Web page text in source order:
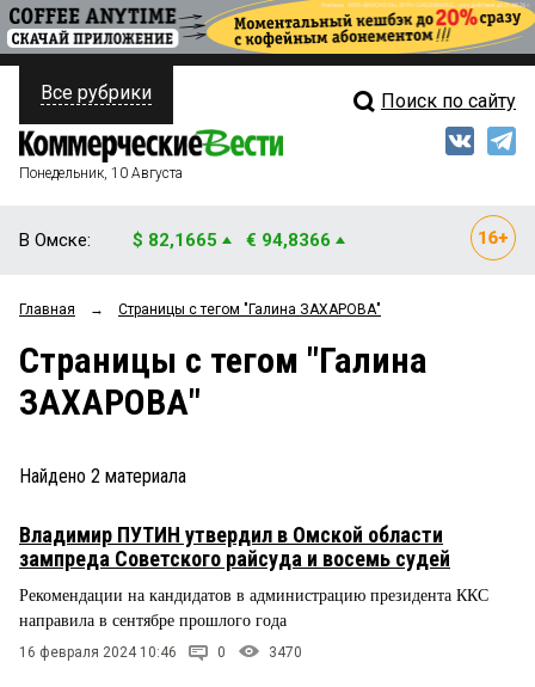
ПОЛИТИКА
ФИНАНСЫ
ОБЩЕСТВО
ЗАКОН
ПРОИСШЕСТВИЯ
СТИЛЬ ЖИЗНИ
Свежий выпуск
Мнения
Рейтинги
Все рубрики Поиск по сайту
Понедельник, 10 Августа
В Омске: $ 82,1665 € 94,8366
Главная → Страницы c тегом "Галина ЗАХАРОВА"
Страницы c тегом "Галина
ЗАХАРОВА"
Найдено 2 материала
Владимир ПУТИН утвердил в Омской области
зампреда Советского райсуда и восемь судей
Рекомендации на кандидатов в администрацию президента ККС
направила в сентябре прошлого года
16 февраля 2024 10:46 0 3470